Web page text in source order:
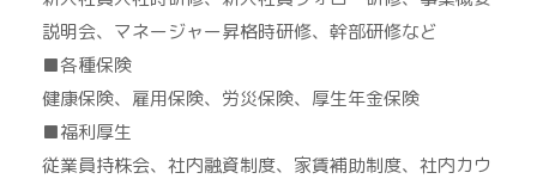
説明会、マネージャー昇格時研修、幹部研修など
■各種保険
健康保険、雇用保険、労災保険、厚生年金保険
■福利厚生
従業員持株会、社内融資制度、家賃補助制度、社内カウ